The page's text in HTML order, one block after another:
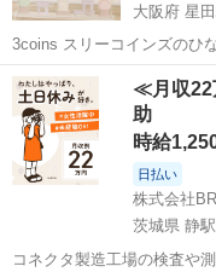
大阪府 星
3coins スリーコインズのひ
大阪 枚方市 星田駅
≪月収22
助
時給
日払い
株式会社
茨城県 静駅
コネクタ製造工場の検査や